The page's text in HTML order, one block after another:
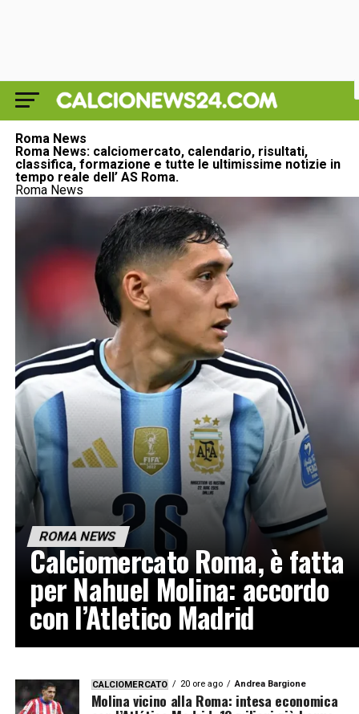
Roma News
Roma News: calciomercato, calendario, risultati,
classifica, formazione e tutte le ultimissime notizie in
tempo reale dell’ AS Roma.
Roma News
ROMA NEWS
Calciomercato Roma, è fatta
per Nahuel Molina: accordo
con l’Atletico Madrid
CALCIOMERCATO 20 ore ago Andrea Bargione
Molina vicino alla Roma: intesa economica